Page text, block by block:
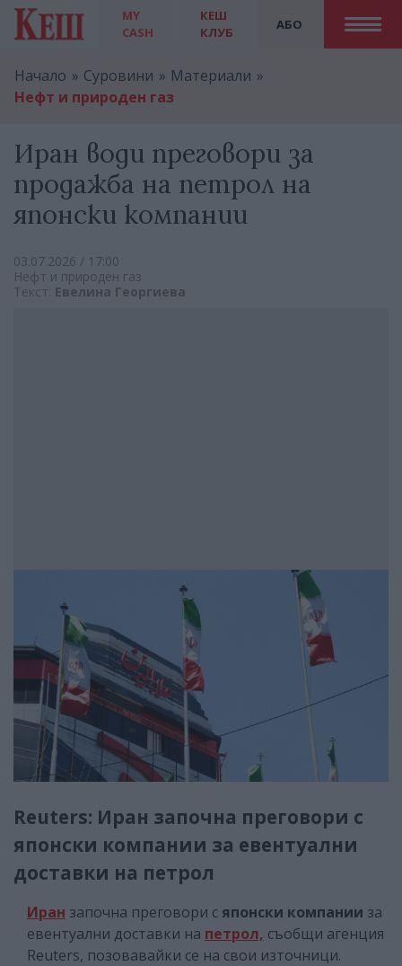
MY
CASH
АБО
КЕШ
КЛУБ
Начало Суровини
Материали
Нефт и природен газ
Иран води преговори за
продажба на петрол на
японски компании
03.07.2026 / 17:00
Нефт и природен газ
Текст: Евелина Георгиева
Reuters: Иран започна преговори с
японски компании за евентуални
доставки на петрол
Иран започна преговори с японски компании за
евентуални доставки на петрол, съобщи агенция
Reuters, позовавайки се на свои източници.